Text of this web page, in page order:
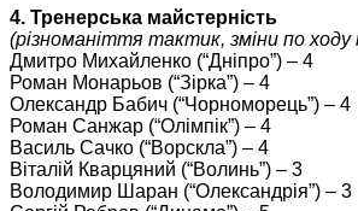
4. Тренерська майстерність
(різноманіття тактик, зміни по
Дмитро Михайленко (“Дніпро”) – 4
Роман Монарьов (“Зірка”) – 4
Олександр Бабич (“Чорноморець”) – 4
Роман Санжар (“Олімпік”) – 4
Василь Сачко (“Ворскла”) – 4
Віталій Кварцяний (“Волинь”) – 3
Володимир Шаран (“Олександрія”) – 3